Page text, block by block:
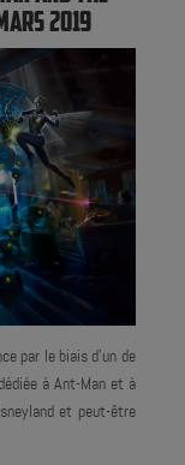
2019
par le biais d'un de
à Ant-Man et à
et peut-être